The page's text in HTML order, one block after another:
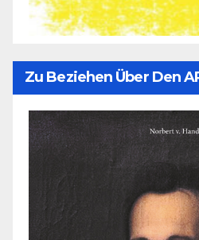
Zu Beziehen Über Den